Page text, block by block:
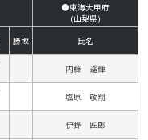
●東海大甲府
(山梨県)
勝敗 氏名
内藤 遥輝
塩原 敬翔
伊野 匠郎